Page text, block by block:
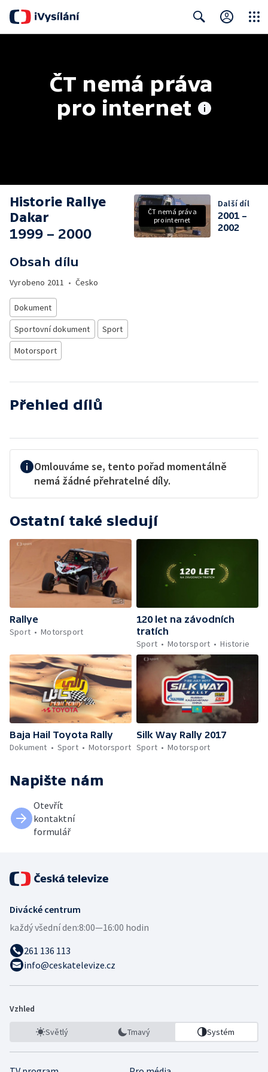
ČT nemá práva
pro internet
Historie Rallye
Dakar
1999 – 2000
Obsah dílu
Vyrobeno 2011 • Česko
Dokument
Sportovní dokument
Sport
Motorsport
ČT nemá práva
pro internet
Další díl
2001 –
2002
Přehled dílů
Omlouváme se, tento pořad momentálně
nemá žádné přehratelné díly.
Ostatní také sledují
Rallye
Sport
Motorsport
120 let na závodních
tratích
Sport
Motorsport Historie
Baja Hail Toyota Rally
Dokument
Sport Motorsport
Silk Way Rally 2017
Sport
Motorsport
Napište nám
Otevřít
kontaktní
formulář
Divácké centrum
každý všední den:8:00—16:00 hodin
261 136 113
info@ceskatelevize.cz
Vzhled
Světlý Tmavý Systém